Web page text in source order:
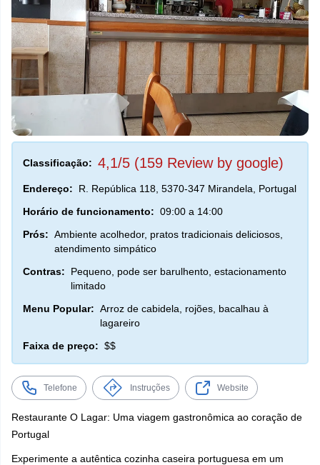
Classificação: 4,1/5 (159 Review by google)
Endereço:
R. República 118, 5370-347 Mirandela, Portugal
Horário de funcionamento: 09:00 a 14:00
Prós: Ambiente acolhedor, pratos tradicionais deliciosos,
atendimento simpático
Contras:
Pequeno, pode ser barulhento, estacionamento
limitado
Menu Popular: Arroz de cabidela, rojões, bacalhau à
lagareiro
Faixa de preço: $$
Telefone Instruções Website
Restaurante O Lagar: Uma viagem gastronômica ao coração de
Portugal
Experimente a autêntica cozinha caseira portuguesa em um